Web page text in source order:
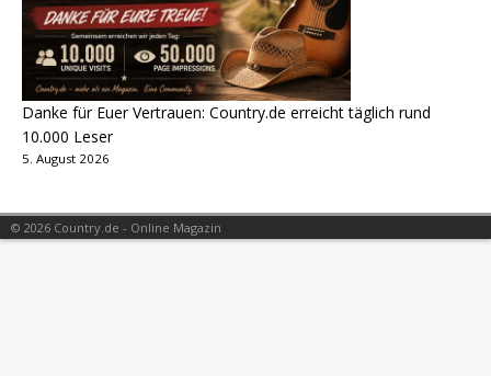
Danke für Euer Vertrauen: Country.de erreicht täglich rund
10.000 Leser
5. August 2026
© 2026 Country.de - Online Magazin